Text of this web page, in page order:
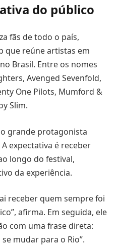
do público
fãs de todo o país,
que reúne artistas em
Brasil. Entre os nomes
Avenged Sevenfold,
One Pilots, Mumford &
Slim.
grande protagonista
expectativa é receber
longo do festival,
da experiência.
receber quem sempre foi
afirma. Em seguida, ele
com uma frase direta:
mudar para o Rio”.